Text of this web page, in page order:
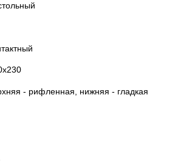
- рифленная, нижняя - гладкая